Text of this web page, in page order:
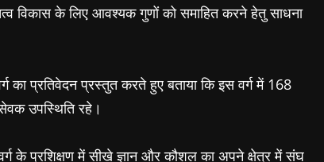
विकास के लिए आवश्यक गुणों को समाहित करने हेतु साधना
का प्रतिवेदन प्रस्तुत करते हुए बताया कि इस वर्ग में 168
उपस्थिति रहे।
वर्ग के प्रशिक्षण में सीखे ज्ञान और कौशल का अपने क्षेत्र में संघ